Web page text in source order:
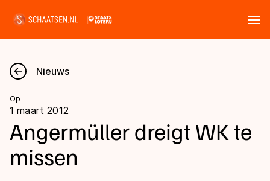
Nieuws
Kalender
Disciplines
Nieuws
Op
1 maart 2012
Angermüller dreigt WK te
missen